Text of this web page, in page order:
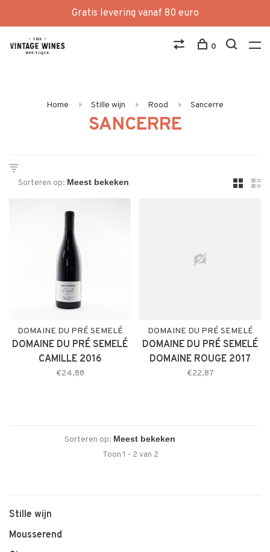
Gratis levering vanaf 80 euro
0
Home Stille wijn Rood Sancerre
SANCERRE
Sorteren op:
DOMAINE DU PRÉ SEMELÉ
DOMAINE DU PRÉ SEMELÉ
CAMILLE 2016
€24,88
DOMAINE DU PRÉ SEMELÉ
DOMAINE DU PRÉ SEMELÉ
DOMAINE ROUGE 2017
€22,87
Sorteren op:
Toon 1 - 2 van 2
Stille wijn
Mousserend